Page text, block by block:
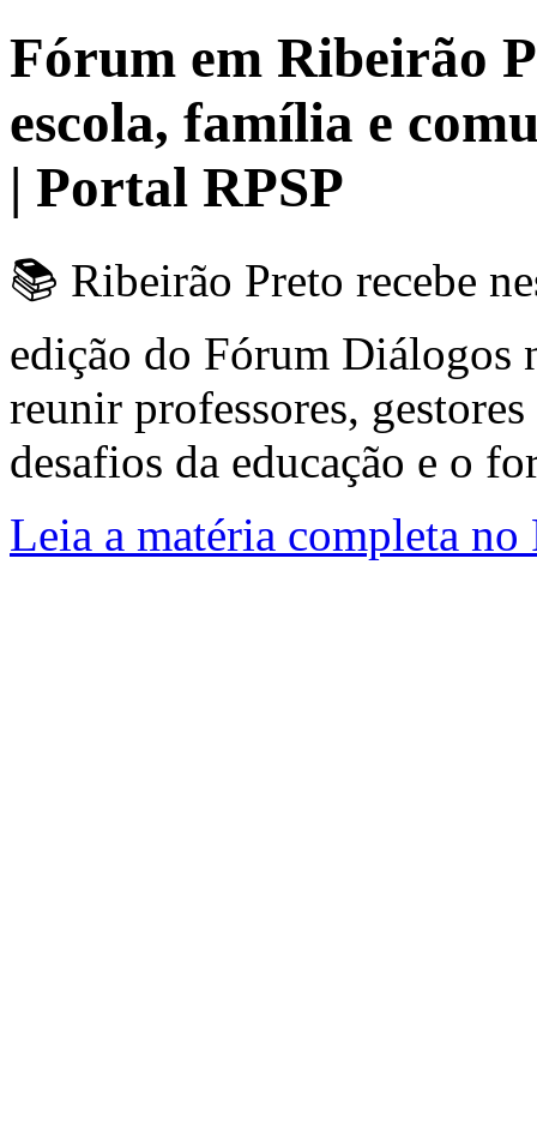
Fórum em Ribeirão
escola, família e
| Portal RPSP
📚 Ribeirão Preto recebe
edição do Fórum Diálogos
reunir professores,
desafios da educação e o
Leia a matéria completa no